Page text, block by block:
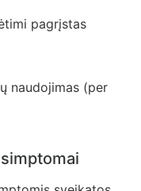
pagrįstas
naudojimas (per